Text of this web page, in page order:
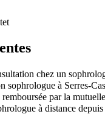
chez un
sophrologue à Serres-
par la
à distance depuis